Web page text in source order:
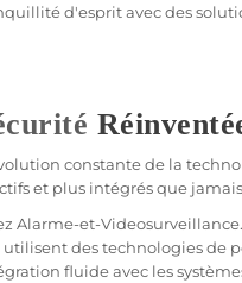
d'esprit avec des
constante de la
et plus intégrés que
Alarme-et-
des technologies de
fluide avec les